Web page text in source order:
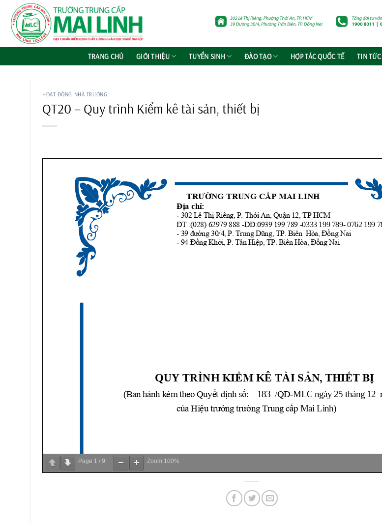
Chuyển
TRANG CHỦ GIỚI THIỆU TUYỂN SINH ĐÀO TẠO HỢP TÁC QUỐC TẾ TIN TỨC
HOẠT ĐỘNG NHÀ TRƯỜNG
QT20 – Quy trình Kiểm kê tài sản, thiết bị
Page 1 / 9 Zoom 100%